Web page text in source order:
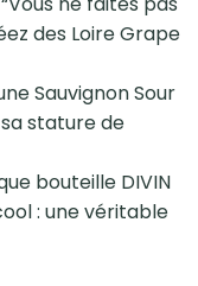
des Loire Grape
Sauvignon Sour
stature de
bouteille DIVIN
: une véritable